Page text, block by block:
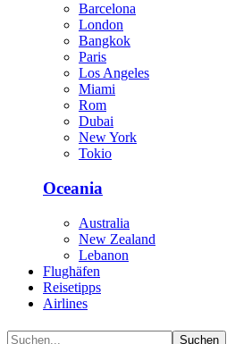
Barcelona
London
Bangkok
Paris
Los Angeles
Miami
Rom
Dubai
New York
Tokio
Oceania
Australia
New Zealand
Lebanon
Flughäfen
Reisetipps
Airlines